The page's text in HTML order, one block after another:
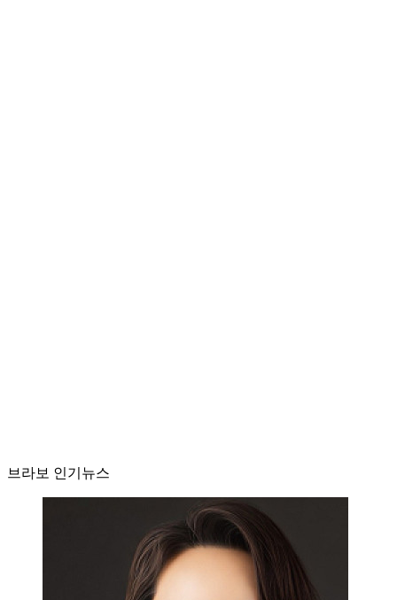
브라보 인기뉴스